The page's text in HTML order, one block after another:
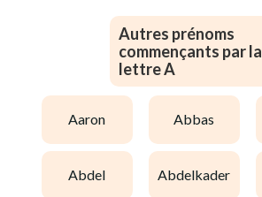
Autres prénoms
commençants par la
lettre A
aaron abbas
abdel abdelkader